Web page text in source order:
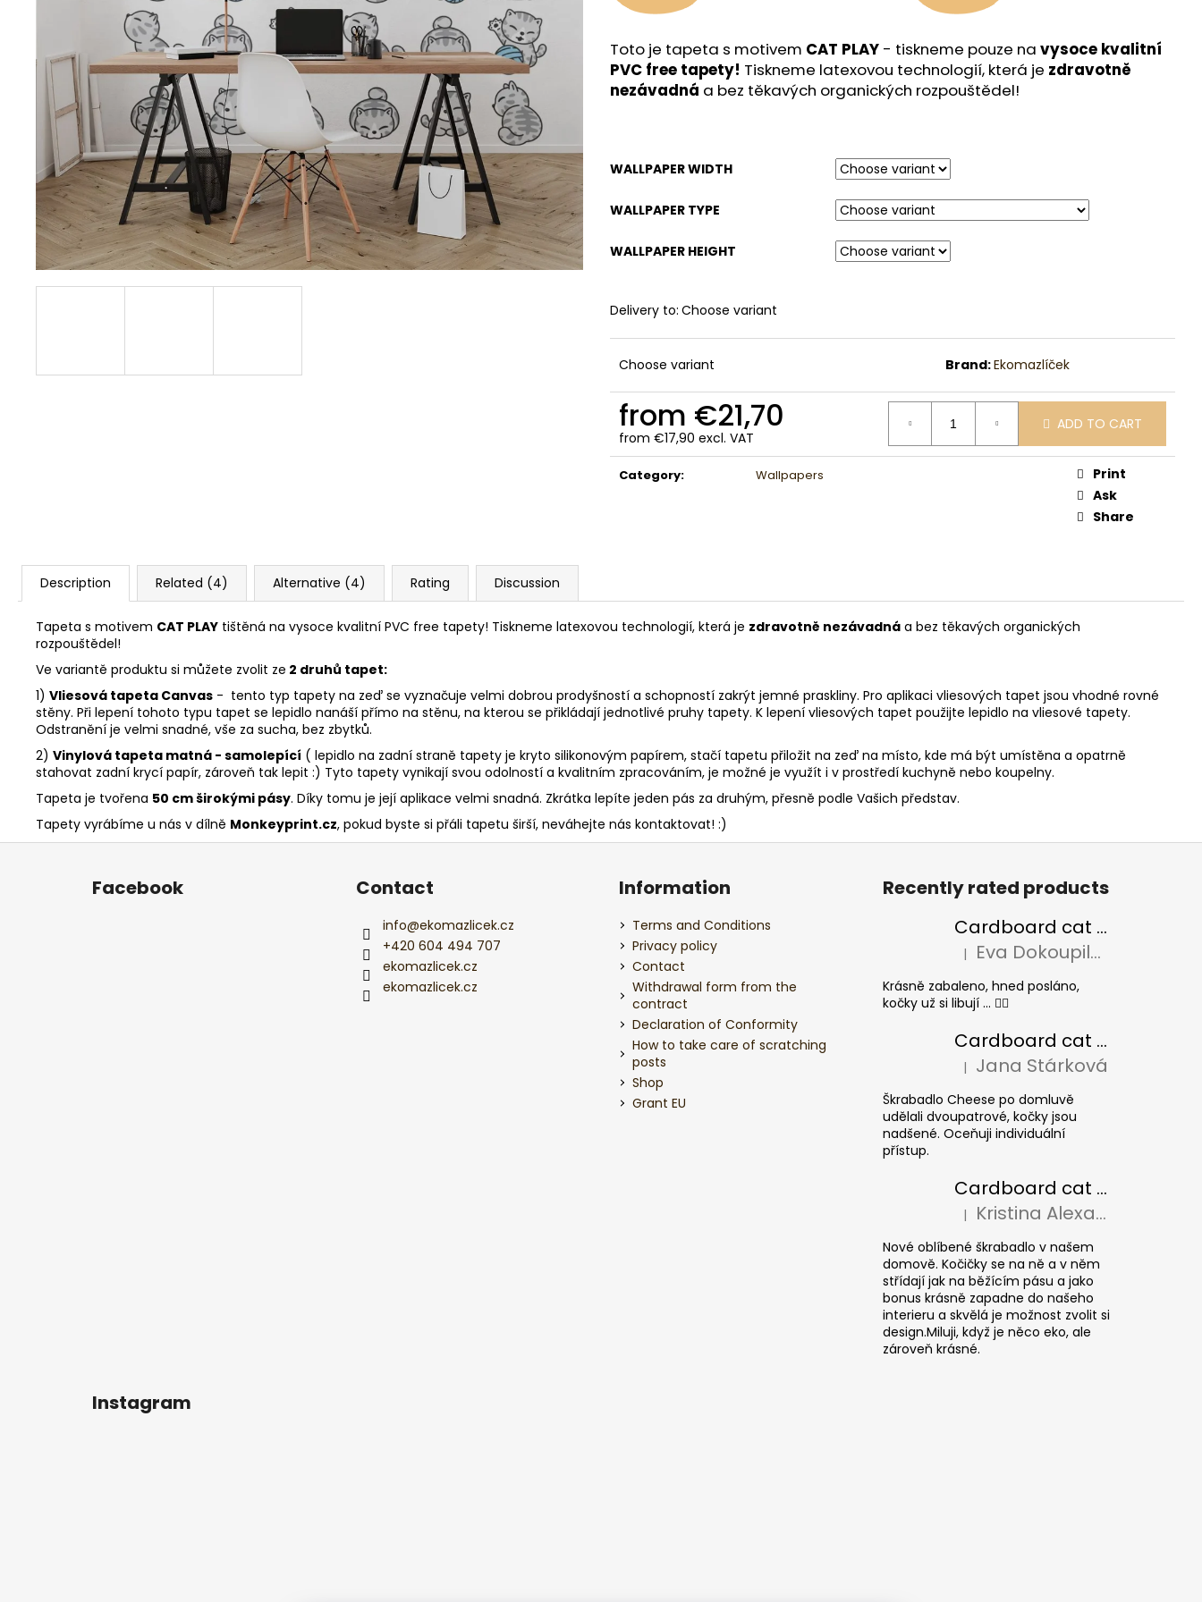
Toto je tapeta s motivem CAT PLAY - tiskneme pouze na vysoce kvalitní
PVC free tapety! Tiskneme latexovou technologií, která je zdravotně
nezávadná a bez těkavých organických rozpouštědel!
WALLPAPER WIDTH
WALLPAPER TYPE
WALLPAPER HEIGHT
Delivery to: Choose variant
Choose variant Brand:Ekomazlíček
from €21,70
from €17,90 excl. VAT
Measure
price:
ADD TO CART
Category: Wallpapers
Print
Ask
Share
Description Related (4) Alternative (4) Rating Discussion
Tapeta s motivem CAT PLAY tištěná na vysoce kvalitní PVC free tapety! Tiskneme latexovou technologií, která je zdravotně nezávadná a bez těkavých organických
rozpouštědel!
Ve variantě produktu si můžete zvolit ze 2 druhů tapet:
1) Vliesová tapeta Canvas - tento typ tapety na zeď se vyznačuje velmi dobrou prodyšností a schopností zakrýt jemné praskliny. Pro aplikaci vliesových tapet jsou vhodné rovné
stěny. Při lepení tohoto typu tapet se lepidlo nanáší přímo na stěnu, na kterou se přikládají jednotlivé pruhy tapety. K lepení vliesových tapet použijte lepidlo na vliesové tapety.
Odstranění je velmi snadné, vše za sucha, bez zbytků.
2) Vinylová tapeta matná - samolepící ( lepidlo na zadní straně tapety je kryto silikonovým papírem, stačí tapetu přiložit na zeď na místo, kde má být umístěna a opatrně
stahovat zadní krycí papír, zároveň tak lepit :) Tyto tapety vynikají svou odolností a kvalitním zpracováním, je možné je využít i v prostředí kuchyně nebo koupelny.
Tapeta je tvořena 50 cm širokými pásy. Díky tomu je její aplikace velmi snadná. Zkrátka lepíte jeden pás za druhým, přesně podle Vašich představ.
Tapety vyrábíme u nás v dílně Monkeyprint.cz, pokud byste si přáli tapetu širší, neváhejte nás kontaktovat! :)
F
Facebook Contact
info@ekomazlicek.cz
+420 604 494 707
ekomazlicek.cz
ekomazlicek.cz
Information
Terms and Conditions
Privacy policy
Contact
Withdrawal form from the
contract
Declaration of Conformity
How to take care of scratching
posts
Shop
Grant EU
Recently rated products
Cardboard cat scratcher BASIC Colour
The product rating is 5 out of 5 stars.
| Eva Dokoupilová
Krásně zabaleno, hned posláno,
kočky už si libují ... 👍🏻
Cardboard cat scratcher CHEESE ELIPSE colour
The product rating is 5 out of 5 stars.
| Jana Stárková
Škrabadlo Cheese po domluvě
udělali dvoupatrové, kočky jsou
nadšené. Oceňuji individuální
přístup.
Cardboard cat scratcher CUBE Colour
The product rating is 5 out of 5 stars.
| Kristina Alexandrová
Nové oblíbené škrabadlo v našem
domově. Kočičky se na ně a v něm
střídají jak na běžícím pásu a jako
bonus krásně zapadne do našeho
interieru a skvělá je možnost zvolit si
design.Miluji, když je něco eko, ale
zároveň krásné.
Instagram